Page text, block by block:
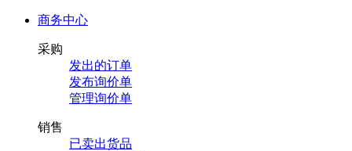
商务中心
采购
发出的订单
发布询价单
管理询价单
销售
已卖出货品